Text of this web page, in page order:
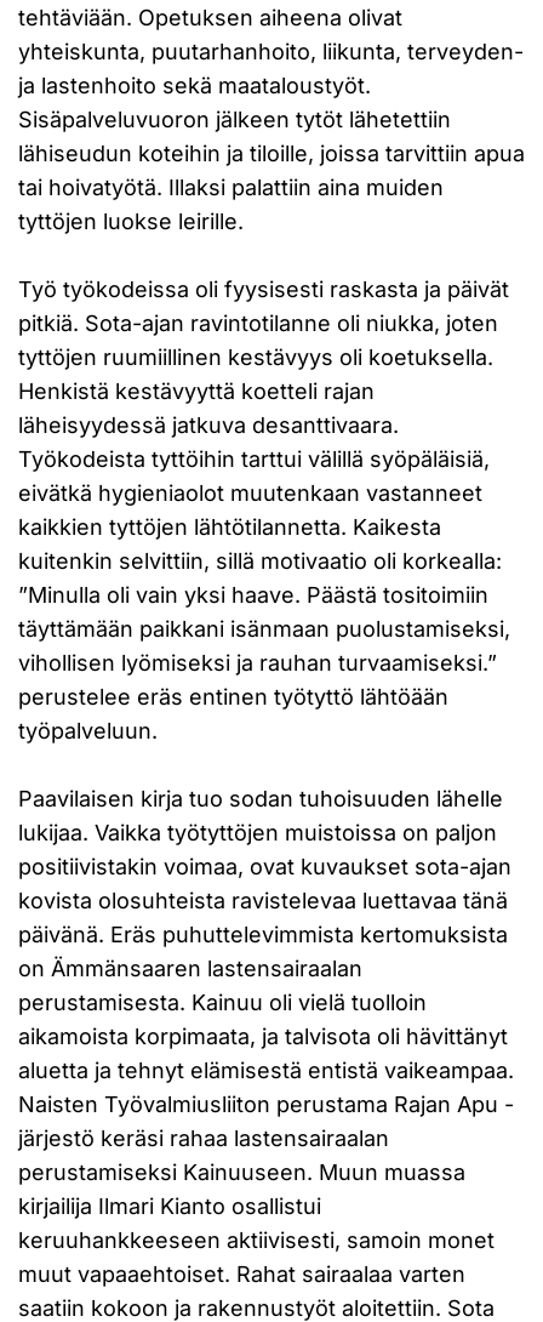
tehtäviään. Opetuksen aiheena olivat
yhteiskunta, puutarhanhoito, liikunta, terveyden-
ja lastenhoito sekä maataloustyöt.
Sisäpalveluvuoron jälkeen tytöt lähetettiin
lähiseudun koteihin ja tiloille, joissa tarvittiin apua
tai hoivatyötä. Illaksi palattiin aina muiden
tyttöjen luokse leirille.
Työ työkodeissa oli fyysisesti raskasta ja päivät
pitkiä. Sota-ajan ravintotilanne oli niukka, joten
tyttöjen ruumiillinen kestävyys oli koetuksella.
Henkistä kestävyyttä koetteli rajan
läheisyydessä jatkuva desanttivaara.
Työkodeista tyttöihin tarttui välillä syöpäläisiä,
eivätkä hygieniaolot muutenkaan vastanneet
kaikkien tyttöjen lähtötilannetta. Kaikesta
kuitenkin selvittiin, sillä motivaatio oli korkealla:
”Minulla oli vain yksi haave. Päästä tositoimiin
täyttämään paikkani isänmaan puolustamiseksi,
vihollisen lyömiseksi ja rauhan turvaamiseksi.”
perustelee eräs entinen työtyttö lähtöään
työpalveluun.
Paavilaisen kirja tuo sodan tuhoisuuden lähelle
lukijaa. Vaikka työtyttöjen muistoissa on paljon
positiivistakin voimaa, ovat kuvaukset sota-ajan
kovista olosuhteista ravistelevaa luettavaa tänä
päivänä. Eräs puhuttelevimmista kertomuksista
on Ämmänsaaren lastensairaalan
perustamisesta. Kainuu oli vielä tuolloin
aikamoista korpimaata, ja talvisota oli hävittänyt
aluetta ja tehnyt elämisestä entistä vaikeampaa.
Naisten Työvalmiusliiton perustama Rajan Apu -
järjestö keräsi rahaa lastensairaalan
perustamiseksi Kainuuseen. Muun muassa
kirjailija Ilmari Kianto osallistui
keruuhankkeeseen aktiivisesti, samoin monet
muut vapaaehtoiset. Rahat sairaalaa varten
saatiin kokoon ja rakennustyöt aloitettiin. Sota